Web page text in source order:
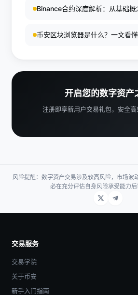
Binance合约深度解析：从基础概
币安区块浏览器是什么？一文看
开启您的数字资产
注册即享新用户交易礼包，安全
风险提醒：数字资产交易涉及较高风险，市场波
必在充分评估自身风险承受能力后
交易服务
交易学院
关于币安
新手入门指南